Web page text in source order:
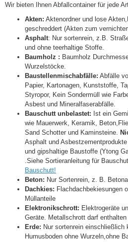
Wir bieten Ihnen Abfallcontainer für jede
Akten: Aktenordner und lose
geschreddert (Akten zum
Asphalt: Nur sortenrein, z.B.
und ohne teerhaltige Stoffe.
Baumholz : Baumholz
Wurzelstöcke.
Baustellenmischabfälle: Abfälle
Papier, Kartonagen, Kunststoffe,
Styropor, Kein Sondermüll wie
Asbest und Mineralfaserabfälle.
Bauschutt unbelastet: Ist ein
wie Mauerwerk, Keramik,
Sand Schotter und Kaminsteine.
Asphalt und
und gipshaltige Baustoffe (Ytong
.Siehe Sortieranleitung für
Bauschutt!
Beton: Nur Sortenrein, z. B.
Dachkies: Flachdachbekiesungen
Müllanteile
Elektronikschrott: Elektrogeräte
Geräte. Metallschrott darf enthalten
Erde: Nur sortenrein einschließlich
Humusboden ohne Wurzeln,ohne